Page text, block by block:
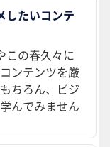
したいコンテ
この春久々に
ンテンツを厳
ちろん、ビジ
んでみません